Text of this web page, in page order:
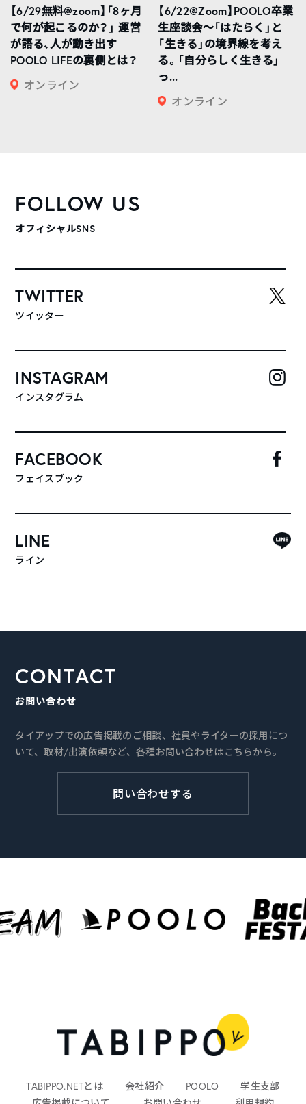
【6/29無料@zoom】「8ヶ月
で何が起こるのか？」 運営
が語る、人が動き出す
POOLO LIFEの裏側とは？
オンライン
【6/22@Zoom】POOLO卒業
生座談会〜「はたらく」と
「生きる」の境界線を考え
る。「自分らしく生きる」
っ...
オンライン
FOLLOW US
オフィシャルSNS
TWITTER
ツイッター
INSTAGRAM
インスタグラム
FACEBOOK
フェイスブック
LINE
ライン
CONTACT
お問い合わせ
タイアップでの広告掲載のご相談、社員やライターの採用につ
いて、取材/出演依頼など、各種お問い合わせはこちらから。
問い合わせする
TABIPPO.NETとは 会社紹介 POOLO
学生支部